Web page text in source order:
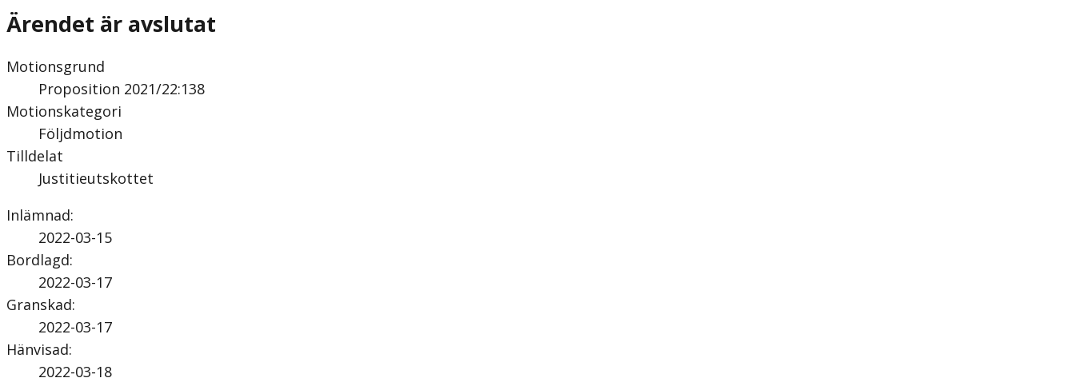
Ärendet är avslutat
Motionsgrund
Proposition 2021/22:138
Motionskategori
Följdmotion
Tilldelat
Justitieutskottet
Inlämnad:
2022-03-15
Bordlagd:
2022-03-17
Granskad:
2022-03-17
Hänvisad:
2022-03-18